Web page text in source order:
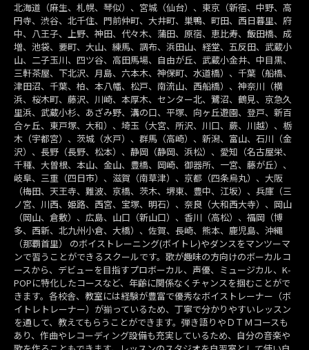
北海道（麻生、札幌、琴似）、宮城（仙台）、東京（新宿、中野、高
円寺、渋谷、北千住、門前仲町、大井町、巣鴨、町田、西日暮里、府
中、八王子、上野、神田、代々木、蒲田、原宿、恵比寿、飯田橋、成
増、池袋、要町、大山、練馬、調布、浜田山、経堂、五反田、武蔵小
山、二子玉川、四ツ谷、高田馬場、自由が丘、武蔵小金井、中目黒、
三軒茶屋、下北沢、月島、六本木、神保町、水道橋）、千葉（船橋、
津田沼、千葉、柏、本八幡、松戸、南流山、西船橋）、神奈川（横
浜、桜木町、藤沢、川崎、本厚木、センター北、鷺沼、鶴見、京急久
里浜、武蔵小杉、あざみ野、溝の口、平塚、向ヶ丘遊園、登戸、新百
合ヶ丘、東戸塚、大和）、埼玉（大宮、所沢、川口、蕨、川越）、栃
木（宇都宮）、茨城（水戸）、群馬（高崎）、新潟、富山、石川（金
沢）、長野（長野、松本）、静岡（静岡、浜松）、愛知（名古屋栄、
千種、大曽根、本山、金山、豊橋、岡崎、御器所、一宮、藤が丘）、
岐阜、三重（四日市）、滋賀（南草津）、京都（四条烏丸）、大阪
（梅田、天王寺、難波、京橋、茨木、堺東、豊中、江坂）、兵庫（三
ノ宮、川西、姫路、西宮、宝塚、明石）、奈良（大和西大寺）、岡山
（岡山、倉敷）、広島、山口（新山口）、香川（高松）、福岡（博
多、西新、北九州小倉、大橋）、佐賀、長崎、熊本、鹿児島、沖縄
（那覇首里） のボイストレーニング(ボイトレ)やダンスをマンツーマ
ンで習うことができるスクールです。歌が趣味の方向けのボーカルコ
ースから、デビューを目指すプロボーカル、声優、ミュージカル、K-
POPに特化したコースなど、年齢に関係なくチャンスを掴むことがで
きます。各校舎、教室には経験が豊富で優秀なボイストレーナー（ボ
イトレトレーナー）が揃っているため、丁寧で分かりやすいレッスン
を通して、教えてもらうことができます。弾き語りやＤＴＭコースも
あり、作曲やレコーディング設備も充実しているため、自分の音楽や